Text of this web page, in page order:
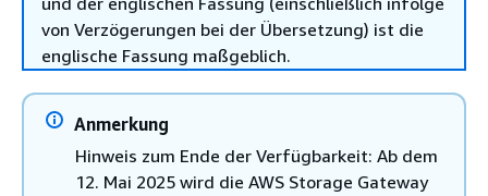
von Verzögerungen bei der Übersetzung) ist die
englische Fassung maßgeblich.
Anmerkung
Hinweis zum Ende der Verfügbarkeit: Ab dem
12. Mai 2025 wird die AWS Storage Gateway